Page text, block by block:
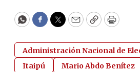
WhatsApp
Facebook
Twitter
EmailCopyPrint
Administración Nacional de
Itaipú
Mario Abdo Benítez